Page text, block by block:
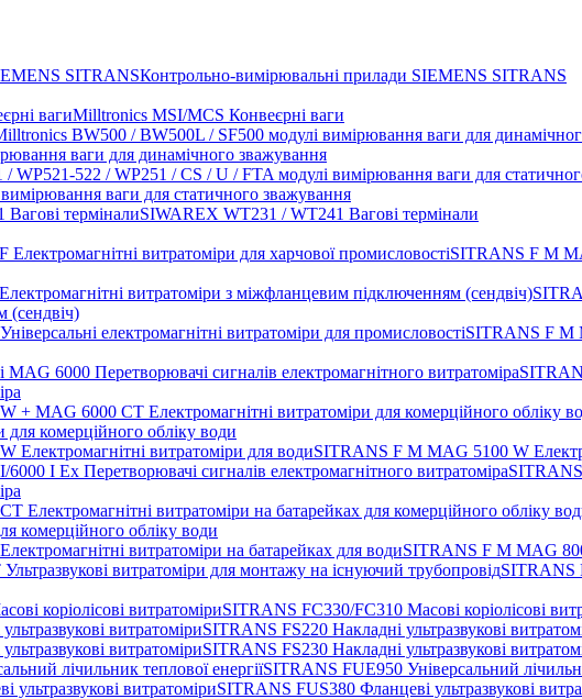
Контрольно-вимірювальні прилади SIEMENS SITRANS
Milltronics MSI/MCS Конвеєрні ваги
ваги для динамічного зважування
ваги для статичного зважування
SIWAREX WT231 / WT241 Вагові термінали
SITRANS F M
(сендвіч)
SITRANS F M
для комерційного обліку води
SITRANS F M MAG 5100 W
комерційного обліку води
SITRANS F M MAG
SITRANS
SITRANS FC330/FC310 Масові коріолісові
SITRANS FS220 Накладні ультразвукові
SITRANS FS230 Накладні ультразвукові
SITRANS FUE950 Універсальний
SITRANS FUS380 Фланцеві ультразвукові